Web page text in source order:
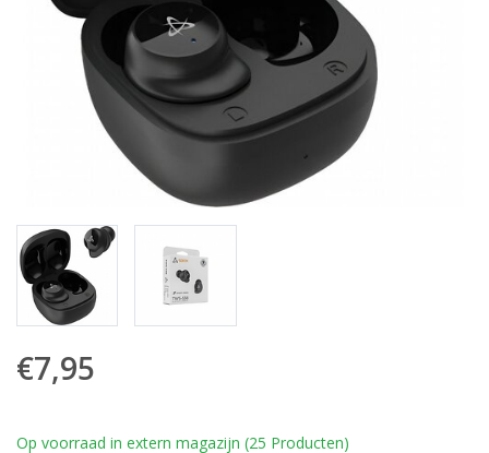
€7,95
Op voorraad in extern magazijn (25 Producten)